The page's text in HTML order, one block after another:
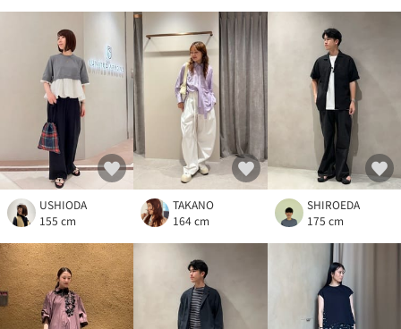
USHIODA
155 cm
TAKANO
164 cm
SHIROEDA
175 cm